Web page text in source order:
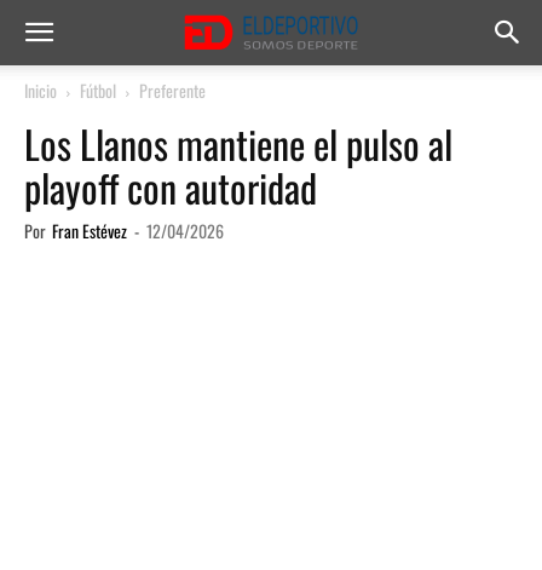
Inicio Fútbol Preferente
Los Llanos mantiene el pulso al
playoff con autoridad
Por Fran Estévez - 12/04/2026